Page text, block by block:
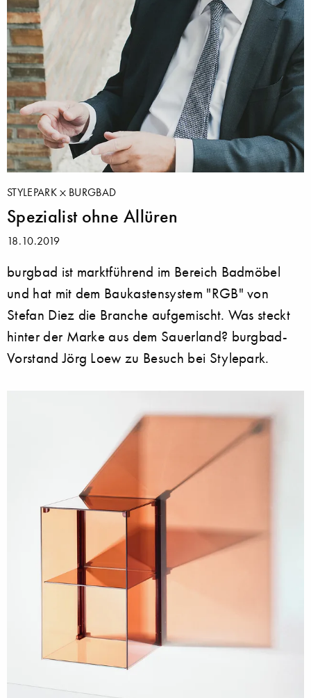
STYLEPARK BURGBAD
Spezialist ohne Allüren
18.10.2019
burgbad ist marktführend im Bereich Badmöbel
und hat mit dem Baukastensystem "RGB" von
Stefan Diez die Branche aufgemischt. Was steckt
hinter der Marke aus dem Sauerland? burgbad-
Vorstand Jörg Loew zu Besuch bei Stylepark.